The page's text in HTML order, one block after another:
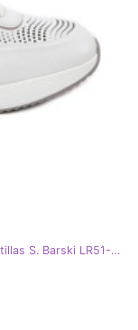
S.Barski Zapatillas de cuero zapatillas de zapatillas S. Barski LR51-551 White blanco